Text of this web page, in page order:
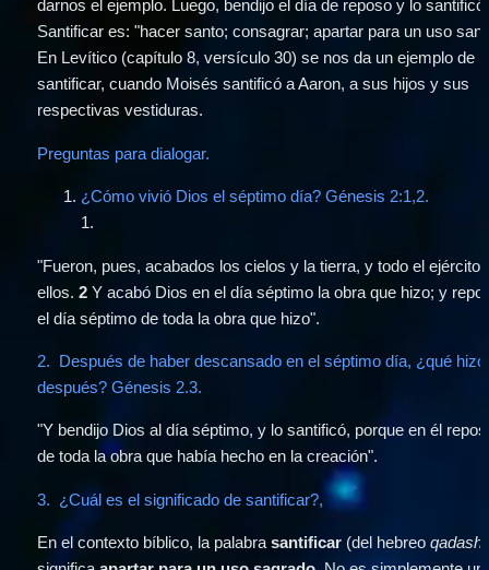
darnos el ejemplo. Luego, bendijo el día de reposo y lo santificó.
Santificar es: "hacer santo; consagrar; apartar para un uso
En Levítico (capítulo 8, versículo 30) se nos da un ejemplo de
santificar, cuando Moisés santificó a Aaron, a sus hijos y sus
respectivas vestiduras.
Preguntas para dialogar.
¿Cómo vivió Dios el séptimo día? Génesis 2:1,2.
1.
"Fueron, pues, acabados los cielos y la tierra, y todo el ejército
ellos. 2 Y acabó Dios en el día séptimo la obra que hizo; y
el día séptimo de toda la obra que hizo".
2.  Después de haber descansado en el séptimo día, ¿qué hizo
después? Génesis 2.3.
"Y bendijo Dios al día séptimo, y lo santificó, porque en él
de toda la obra que había hecho en la creación".
3.  ¿Cuál es el significado de santificar?,
En el contexto bíblico, la palabra santificar (del hebreo qadash